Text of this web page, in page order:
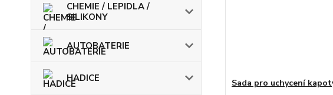
CHEMIE / LEPIDLA /
SILIKONY
AUTOBATERIE
HADICE Sada pro uchycení